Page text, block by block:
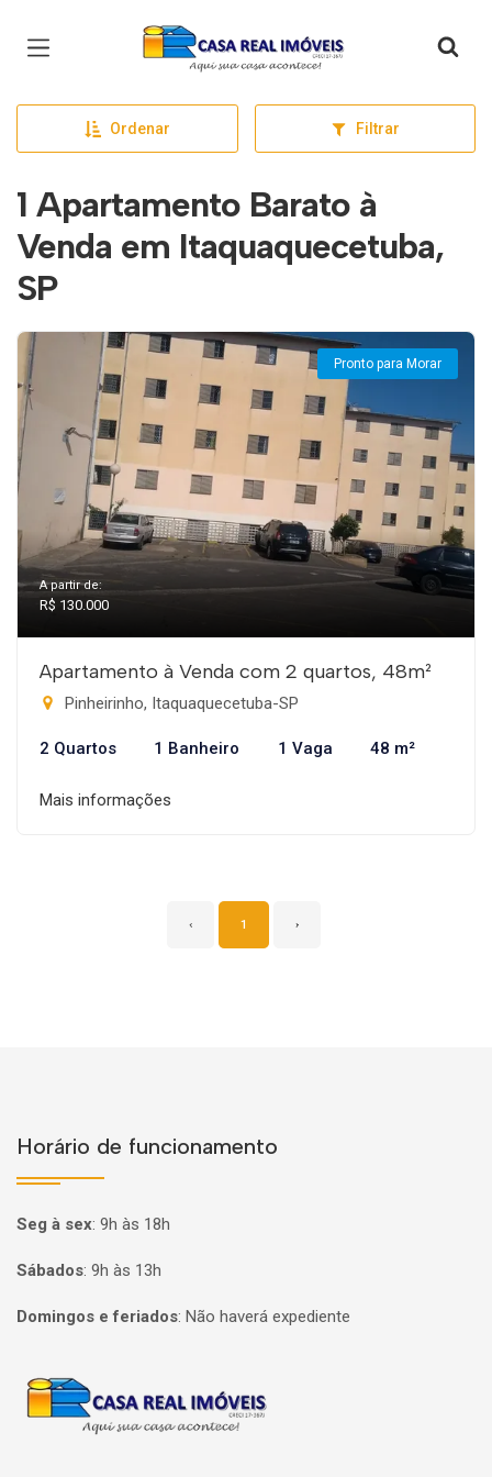
Página inicial
Ordenar Filtrar
1 Apartamento Barato à
Venda em Itaquaquecetuba,
SP
Pronto para Morar
A partir de:
R$ 130.000
Apartamento à Venda com 2 quartos, 48m²
Pinheirinho, Itaquaquecetuba-SP
2 Quartos 1 Banheiro 1 Vaga 48 m²
Mais informações
‹ 1 ›
Horário de funcionamento
Seg à sex: 9h às 18h
Sábados: 9h às 13h
Domingos e feriados: Não haverá expediente
Página inicial